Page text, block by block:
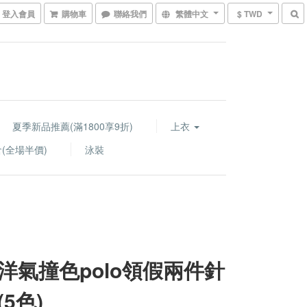
登入會員 購物車 聯絡我們 繁體中文 $ TWD
夏季新品推薦(滿1800享9折)
上衣
全場半價)
泳裝
氣撞色polo領假兩件針
色)